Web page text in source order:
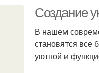
Создание
В нашем
становятся все
уютной и